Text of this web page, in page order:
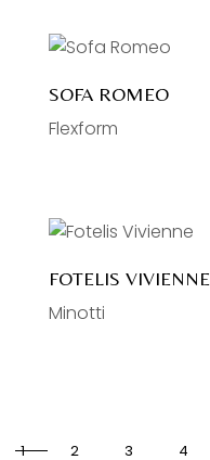
SOFA ROMEO
Flexform
FOTELIS VIVIENNE
Minotti
1 2 3 4